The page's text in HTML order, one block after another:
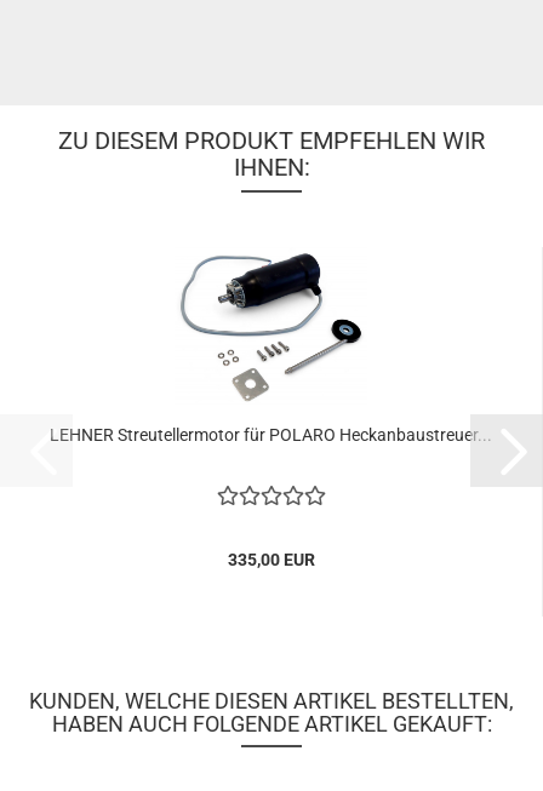
ZU DIESEM PRODUKT EMPFEHLEN WIR
IHNEN:
LEHNER Streutellermotor für POLARO Heckanbaustreuer...
335,00 EUR
KUNDEN, WELCHE DIESEN ARTIKEL BESTELLTEN,
HABEN AUCH FOLGENDE ARTIKEL GEKAUFT: